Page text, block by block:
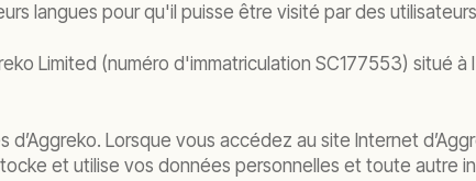
langues pour qu'il puisse être visité par des
Limited (numéro d'immatriculation SC177553) situé à
Lorsque vous accédez au site Internet
et utilise vos données personnelles et toute autre